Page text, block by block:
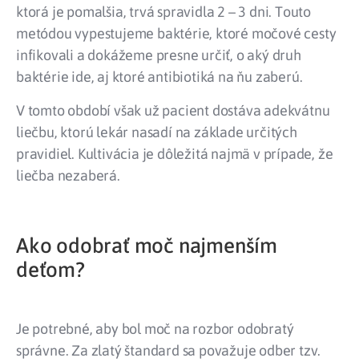
ktorá je pomalšia, trvá spravidla 2 – 3 dni. Touto
metódou vypestujeme baktérie, ktoré močové cesty
infikovali a dokážeme presne určiť, o aký druh
baktérie ide, aj ktoré antibiotiká na ňu zaberú.
V tomto období však už pacient dostáva adekvátnu
liečbu, ktorú lekár nasadí na základe určitých
pravidiel. Kultivácia je dôležitá najmä v prípade, že
liečba nezaberá.
Ako odobrať moč najmenším
deťom?
Je potrebné, aby bol moč na rozbor odobratý
správne. Za zlatý štandard sa považuje odber tzv.